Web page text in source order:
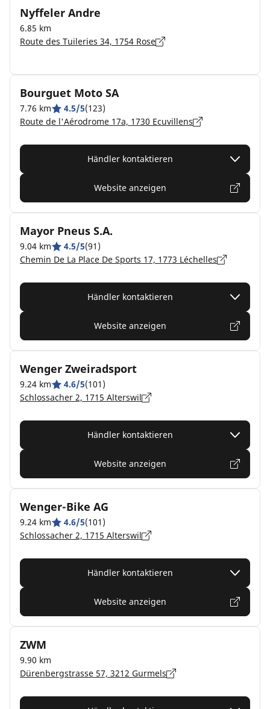
Nyffeler Andre
6.85 km
Route des Tuileries 34, 1754 Rose
Bourguet Moto SA
7.76 km 4.5/5(123)
Route de l'Aérodrome 17a, 1730 Ecuvillens
Händler kontaktieren
Website anzeigen
Mayor Pneus S.A.
9.04 km 4.5/5(91)
Chemin De La Place De Sports 17, 1773 Léchelles
Händler kontaktieren
Website anzeigen
Wenger Zweiradsport
9.24 km 4.6/5(101)
Schlossacher 2, 1715 Alterswil
Händler kontaktieren
Website anzeigen
Wenger-Bike AG
9.24 km 4.6/5(101)
Schlossacher 2, 1715 Alterswil
Händler kontaktieren
Website anzeigen
ZWM
9.90 km
Dürenbergstrasse 57, 3212 Gurmels